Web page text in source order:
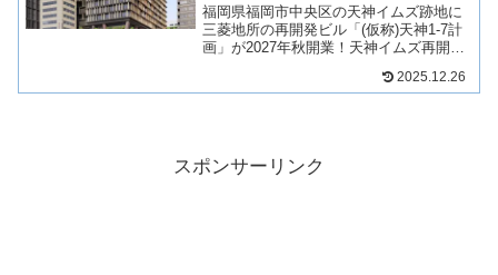
福岡県福岡市中央区の天神イムズ跡地に
三菱地所の再開発ビル「(仮称)天神1-7計
画」が2027年秋開業！天神イムズ再開発
ホテル福岡」のほか、商業施設には地下2
2025.12.26
スポンサーリンク